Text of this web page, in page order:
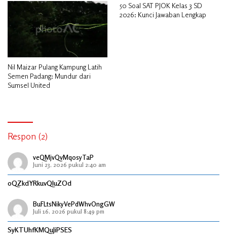
Nil Maizar Pulang Kampung Latih
Semen Padang: Mundur dari
Sumsel United
50 Soal SAT PJOK Kelas 3 SD
2026: Kunci Jawaban Lengkap
Respon (2)
veQMjvQvMqosyTaP
Juni 23, 2026 pukul 2:40 am
oQZkdYRkuvQIuZOd
BuFLtsNikyVePdWhvOngGW
Juli 16, 2026 pukul 8:49 pm
SyKTUhfKMQuJiPSES